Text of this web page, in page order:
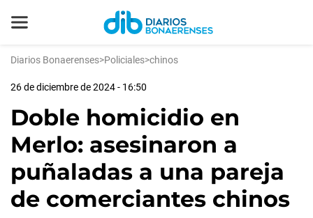
Diarios Bonaerenses>Policiales>chinos
26 de diciembre de 2024 - 16:50
Doble homicidio en
Merlo: asesinaron a
puñaladas a una pareja
de comerciantes chinos